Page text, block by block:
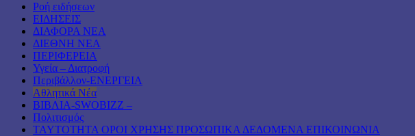
Ροή ειδήσεων
ΕΙΔΗΣΕΙΣ
ΔΙΑΦΟΡΑ ΝΕΑ
ΔΙΕΘΝΗ ΝΕΑ
ΠΕΡΙΦΕΡΕΙΑ
Υγεία – Διατροφή
Περιβάλλον-ΕΝΕΡΓΕΙΑ
Αθλητικά Νέα
ΒΙΒΛΙΑ-SWOBIZZ –
Πολιτισμός
TAYTOTHTA ΟΡΟΙ ΧΡΗΣΗΣ ΠΡΟΣΩΠΙΚΑ ΔΕΔΟΜΕΝΑ ΕΠΙΚΟΙΝΩΝΙΑ